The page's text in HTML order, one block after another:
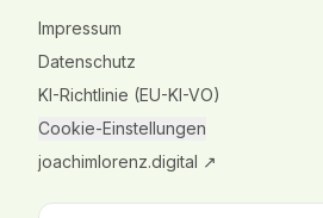
Impressum
Datenschutz
KI-Richtlinie (EU-KI-VO)
Cookie-Einstellungen
joachimlorenz.digital ↗